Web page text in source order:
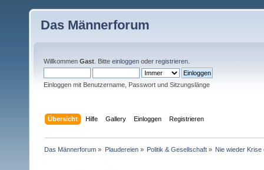
Das Männerforum
Willkommen Gast . Bitte einloggen oder registrieren
Einloggen mit Benutzername, Passwort und Sitzungslänge
Übersicht Hilfe Gallery Einloggen Registrieren
Das Männerforum » Plaudereien» Politik & Gesellschaft» Nie wieder